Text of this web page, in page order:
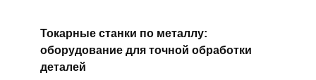
Токарные станки по металлу:
оборудование для точной обработки
деталей